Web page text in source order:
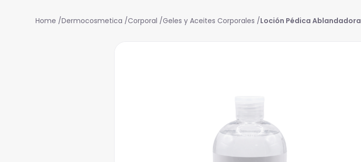
Dermocosmetica Corporal Geles y Aceites Corporales Loción Pédica